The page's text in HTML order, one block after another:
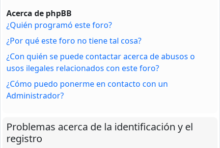
Acerca de phpBB
¿Quién programó este foro?
¿Por qué este foro no tiene tal cosa?
¿Con quién se puede contactar acerca de abusos o
usos ilegales relacionados con este foro?
¿Cómo puedo ponerme en contacto con un
Administrador?
Problemas acerca de la identificación y el
registro